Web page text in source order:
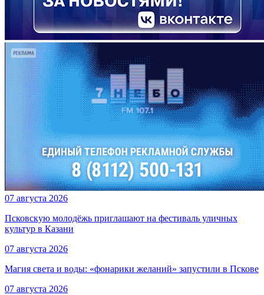
07 августа 2026
Псковскую молодёжь приглашают на фестиваль уличных
культур в Казани
07 августа 2026
Магия света и воды: «фонарики желаний» запустили в Пскове
07 августа 2026